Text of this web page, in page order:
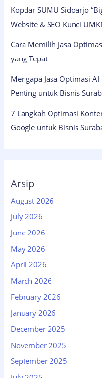
Kopdar SUMU Sidoarjo
Website & SEO Kunci
Cara Memilih Jasa
yang Tepat
Mengapa Jasa Optimasi
Penting untuk Bisnis
7 Langkah Optimasi
Google untuk Bisnis
Arsip
August 2026
July 2026
June 2026
May 2026
April 2026
March 2026
February 2026
January 2026
December 2025
November 2025
September 2025